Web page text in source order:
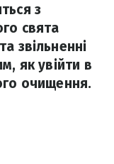
з
свята
звільненні
як увійти в
очищення.